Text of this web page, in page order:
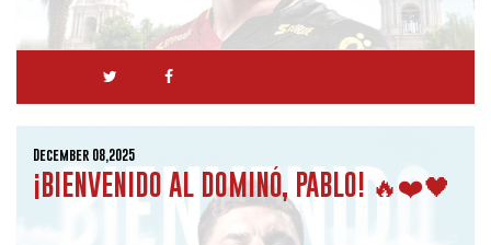
December 08,2025
¡BIENVENIDO AL DOMINÓ, PABLO! 🔥❤️🖤